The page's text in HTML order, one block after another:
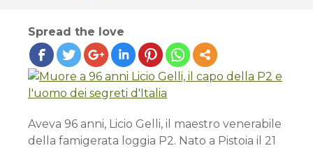
Spread the love
Aveva 96 anni, Licio Gelli, il maestro venerabile
della famigerata loggia P2. Nato a Pistoia il 21